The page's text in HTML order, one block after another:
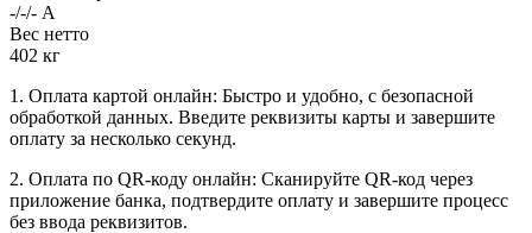
-/-/- А
Вес нетто
402 кг
1. Оплата картой онлайн: Быстро и удобно, с безопасной
обработкой данных. Введите реквизиты карты и завершите
оплату за несколько секунд.
2. Оплата по QR-коду онлайн: Сканируйте QR-код через
приложение банка, подтвердите оплату и завершите процесс
без ввода реквизитов.